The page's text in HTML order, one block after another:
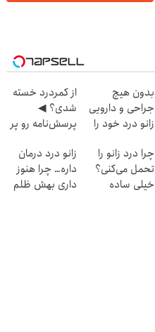
بدون هیچ
جراحی و دارویی
زانو درد خود را
پرسش نامه ▶
از کمردرد خسته
شدی؟ ◀
پرسش‌نامه رو پر
همین‌جاست.
چرا درد زانو را
تحمل می‌کنی؟
خیلی ساده
زانو درد درمان
داره… چرا هنوز
داری بهش ظلم